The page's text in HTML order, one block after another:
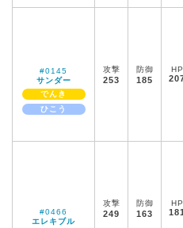
#0145
サンダー
でんき
ひこう
攻撃
253
防御
185
HP
#0466
エレキブル
攻撃
249
防御
163
HP
181